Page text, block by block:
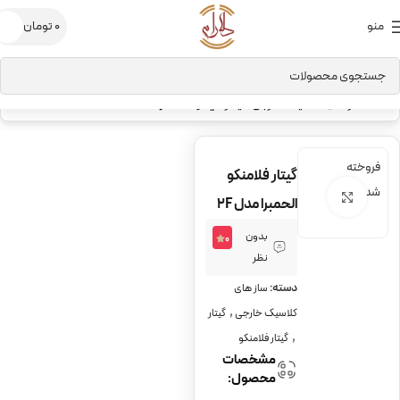
منو 0تومان
فروخته
شده
برای بزرگنمایی کلیک کنید
گیتار فلامنکو
الحمبرا مدل 2F
بدون
نظر
0
دسته: ساز های
کلاسیک خارجی, گیتار
, گیتار فلامنکو
مشخصات
محصول: